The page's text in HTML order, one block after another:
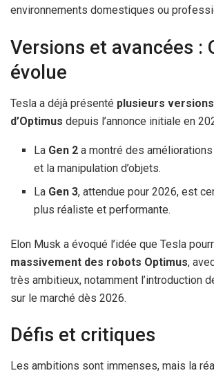
environnements domestiques ou
Versions et avancées :
évolue
Tesla a déjà présenté plusieurs versions
d’Optimus depuis l’annonce initiale en
La Gen 2 a montré des améliorations
et la manipulation d’objets.
La Gen 3, attendue pour 2026, est
plus réaliste et performante.
Elon Musk a évoqué l’idée que Tesla
massivement des robots Optimus,
très ambitieux, notamment l’introduction
sur le marché dès 2026.
Défis et critiques
Les ambitions sont immenses, mais la